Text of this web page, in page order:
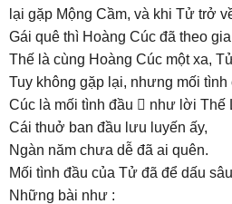
lại gặp Mộng Cầm, và khi Tử trở
Gái quê thì Hoàng Cúc đã theo
Thế là cùng Hoàng Cúc một xa,
Tuy không gặp lại, nhưng mối
Cúc là mối tình đầu  như lời Thế
Cái thuở ban đầu lưu luyến ấy,
Ngàn năm chưa dễ đã ai quên.
Mối tình đầu của Tử đã để dấu
Những bài như :